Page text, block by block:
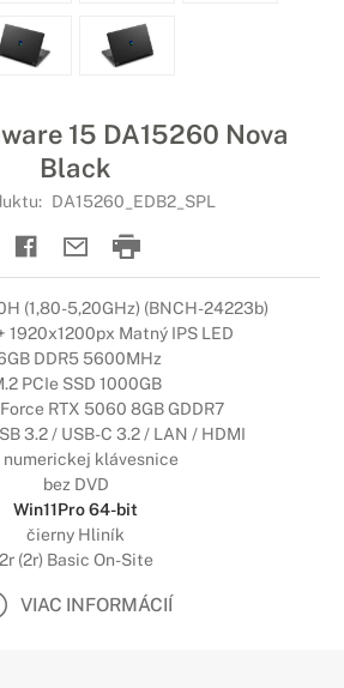
15 DA15260 Nova
Black
DA15260_EDB2_SPL
(1,80-5,20GHz) (BNCH-24223b)
1920x1200px Matný IPS LED
DDR5 5600MHz
PCIe SSD 1000GB
RTX 5060 8GB GDDR7
3.2 / USB-C 3.2 / LAN / HDMI
numerickej klávesnice
bez DVD
Win11Pro 64-bit
čierny Hliník
2r (2r) Basic On-Site
VIAC INFORMÁCIÍ